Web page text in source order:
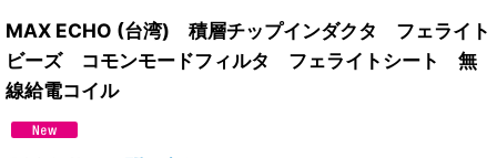
MAX ECHO (台湾) 積層チップインダクタ フェライト
ビーズ コモンモードフィルタ フェライトシート 無
線給電コイル